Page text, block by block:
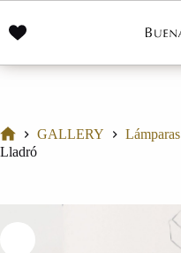
contenido
Inicio
GALLERY Lámparas
Lladró